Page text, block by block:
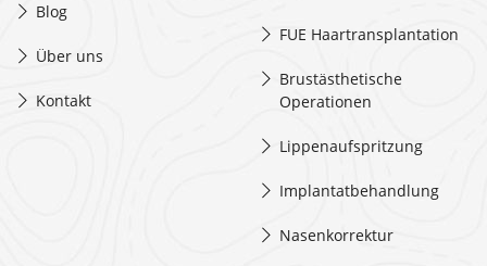
Blog
Über uns
Kontakt
FUE Haartransplantation
Brustästhetische
Operationen
Lippenaufspritzung
Implantatbehandlung
Nasenkorrektur